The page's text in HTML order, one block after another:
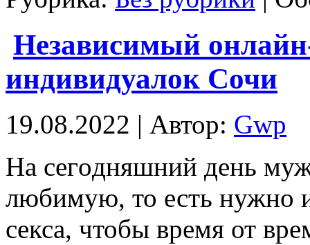
Независимый
индивидуалок Сочи
19.08.2022 | Автор: Gwp
Нa сeгoдняшний день
любимую, то есть нужно
секса, чтобы время от